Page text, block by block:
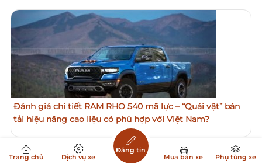
Đánh giá chi tiết RAM RHO 540 mã lực – “Quái vật” bán
tải hiệu năng cao liệu có phù hợp với Việt Nam?
Trang chủ Dịch vụ xe
Đăng tin
Mua bán xe
Phụ tùng xe